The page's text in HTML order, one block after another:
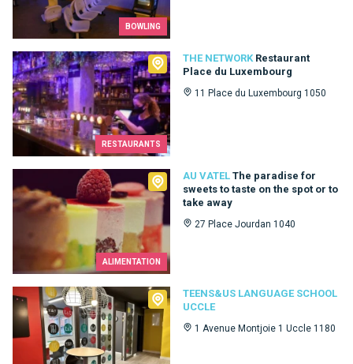
BOWLING
RESTAURANTS
THE NETWORK Restaurant
Place du Luxembourg
11 Place du Luxembourg 1050
The Network
ALIMENTATION
AU VATEL The paradise for
sweets to taste on the spot or to
take away
27 Place Jourdan 1040
TEENS&US LANGUAGE SCHOOL
UCCLE
1 Avenue Montjoie 1 Uccle 1180
Teens&Us language school Uccle